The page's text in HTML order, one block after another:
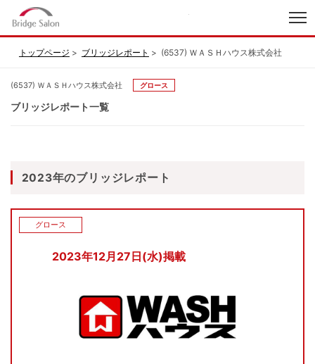
トップページ ブリッジレポート (6537) ＷＡＳＨハウス株式会社
(6537) ＷＡＳＨハウス株式会社 グロース
ブリッジレポート一覧
2023年のブリッジレポート
2023年12月27日(水)掲載
グロース